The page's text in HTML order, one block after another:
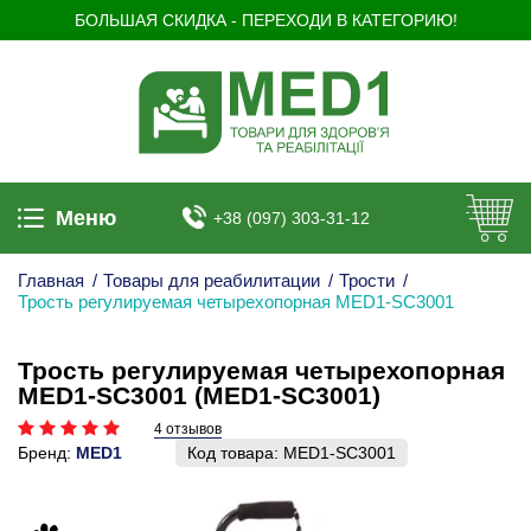
БОЛЬШАЯ СКИДКА - ПЕРЕХОДИ В КАТЕГОРИЮ!
Меню +38 (097) 303-31-12
Главная / Товары для реабилитации / Трости /
Трость регулируемая четырехопорная MED1-SC3001
Трость регулируемая четырехопорная
MED1-SC3001 (MED1-SC3001)
4 отзывов
Бренд: MED1 Код товара: MED1-SC3001